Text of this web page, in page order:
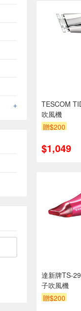
+
TESCOM
吹風機
贈$200
$1,049
達新牌TS-
子吹風機
贈$200